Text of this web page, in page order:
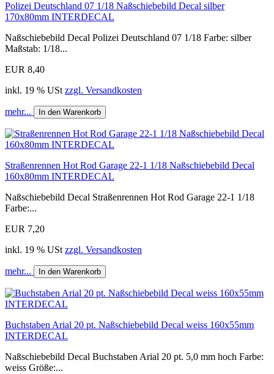
Polizei Deutschland 07 1/18 Naßschiebebild Decal silber
170x80mm INTERDECAL
Naßschiebebild Decal Polizei Deutschland 07 1/18 Farbe: silber
Maßstab: 1/18...
EUR 8,40
inkl. 19 % USt zzgl. Versandkosten
mehr... In den Warenkorb
Straßenrennen Hot Rod Garage 22-1 1/18 Naßschiebebild Decal
160x80mm INTERDECAL
Naßschiebebild Decal Straßenrennen Hot Rod Garage 22-1 1/18
Farbe:...
EUR 7,20
inkl. 19 % USt zzgl. Versandkosten
mehr... In den Warenkorb
Buchstaben Arial 20 pt. Naßschiebebild Decal weiss 160x55mm
INTERDECAL
Naßschiebebild Decal Buchstaben Arial 20 pt. 5,0 mm hoch Farbe:
weiss Größe:...